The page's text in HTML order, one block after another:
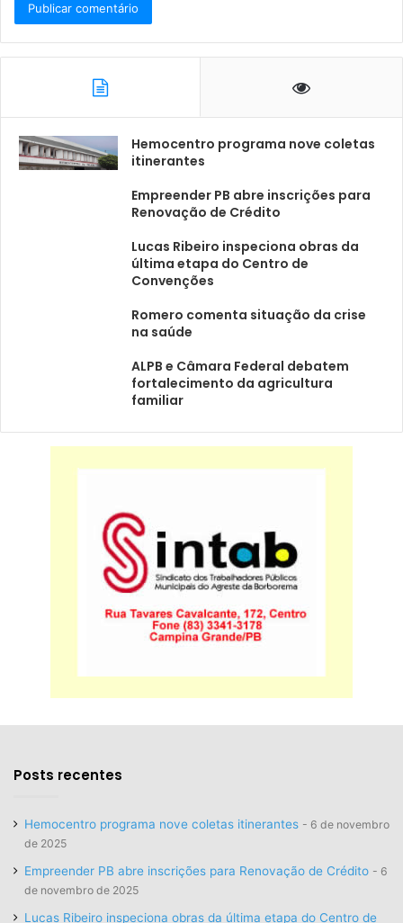
Hemocentro programa nove coletas
itinerantes
Empreender PB abre inscrições para
Renovação de Crédito
Lucas Ribeiro inspeciona obras da
última etapa do Centro de
Convenções
Romero comenta situação da crise
na saúde
ALPB e Câmara Federal debatem
fortalecimento da agricultura
familiar
Posts recentes
Hemocentro programa nove coletas itinerantes
6 de novembro
de 2025
Empreender PB abre inscrições para Renovação de Crédito
6
de novembro de 2025
Lucas Ribeiro inspeciona obras da última etapa do Centro de